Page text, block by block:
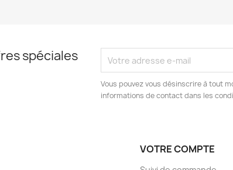
spéciales
Vous pouvez vous désinscrire à tout
informations de contact dans les
VOTRE COMPTE